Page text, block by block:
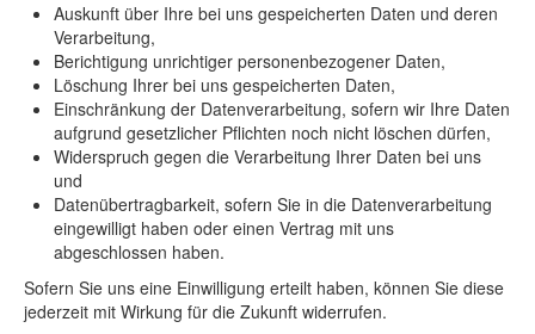
Auskunft über Ihre bei uns gespeicherten Daten und deren
Verarbeitung,
Berichtigung unrichtiger personenbezogener Daten,
Löschung Ihrer bei uns gespeicherten Daten,
Einschränkung der Datenverarbeitung, sofern wir Ihre Daten
aufgrund gesetzlicher Pflichten noch nicht löschen dürfen,
Widerspruch gegen die Verarbeitung Ihrer Daten bei uns
und
Datenübertragbarkeit, sofern Sie in die Datenverarbeitung
eingewilligt haben oder einen Vertrag mit uns
abgeschlossen haben.
Sofern Sie uns eine Einwilligung erteilt haben, können Sie diese
jederzeit mit Wirkung für die Zukunft widerrufen.